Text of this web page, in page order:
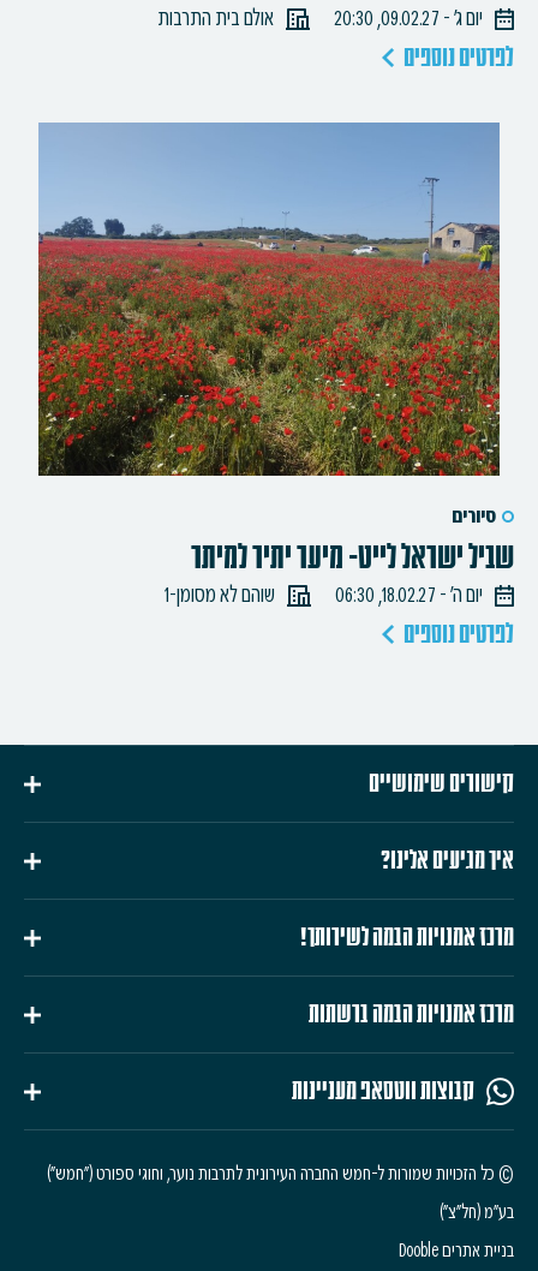
יום ג׳ - 09.02.27, 20:30 אולם בית התרבות
לפרטים נוספים
סיורים
שביל ישראל לייט- מיער יתיר למיתר
יום ה׳ - 18.02.27, 06:30 שוהם לא מסומן-1
לפרטים נוספים
קישורים שימושיים
איך מגיעים אלינו?
מרכז אמנויות הבמה לשירותך!
מרכז אמנויות הבמה ברשתות
קבוצות ווטסאפ מעניינות
© כל הזכויות שמורות ל-חמש החברה העירונית לתרבות נוער, וחוגי ספורט ("חמש")
בע"מ (חל"צ")
בניית אתרים Dooble